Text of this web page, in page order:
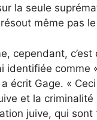
la seule
même pas
cependant,
identifiée
écrit Gage. «
et la
juive, qui